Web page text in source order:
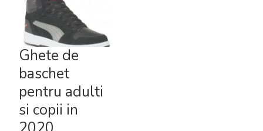
Ghete de
baschet
pentru adulti
si copii in